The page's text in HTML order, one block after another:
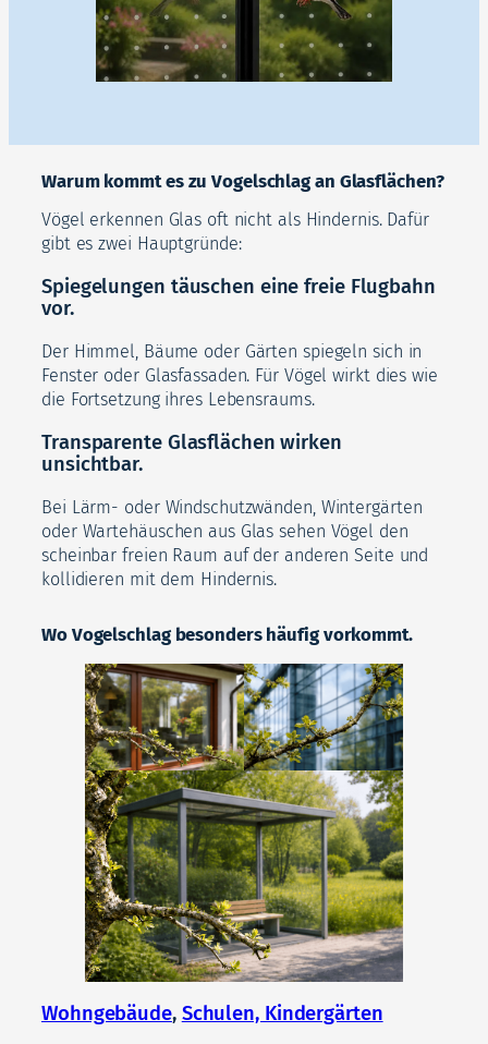
Warum kommt es zu Vogelschlag an Glasflächen?
Vögel erkennen Glas oft nicht als Hindernis. Dafür
gibt es zwei Hauptgründe:
Spiegelungen täuschen eine freie Flugbahn
vor.
Der Himmel, Bäume oder Gärten spiegeln sich in
Fenster oder Glasfassaden. Für Vögel wirkt dies wie
die Fortsetzung ihres Lebensraums.
Transparente Glasflächen wirken
unsichtbar.
Bei Lärm- oder Windschutzwänden, Wintergärten
oder Wartehäuschen aus Glas sehen Vögel den
scheinbar freien Raum auf der anderen Seite und
kollidieren mit dem Hindernis.
Wo Vogelschlag besonders häufig vorkommt.
Wohngebäude, Schulen, Kindergärten